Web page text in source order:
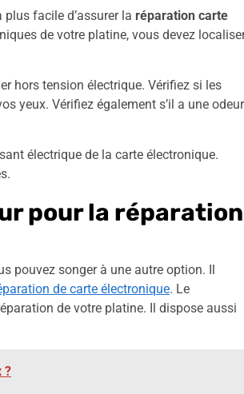
facile d’assurer la réparation carte
de votre platine, vous devez
hors tension électrique. Vérifiez si les
yeux. Vérifiez également s’il a une odeur
électrique de la carte électronique.
pour la réparation
pouvez songer à une autre option. Il
de carte électronique. Le
de votre platine. Il dispose aussi
?